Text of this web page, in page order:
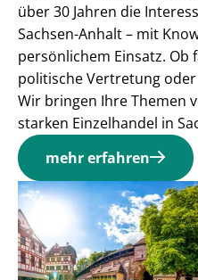
über 30 Jahren die
Sachsen-Anhalt – mit
persönlichem Einsatz. Ob
politische Vertretung
Wir bringen Ihre Themen
starken Einzelhandel in
mehr erfahren